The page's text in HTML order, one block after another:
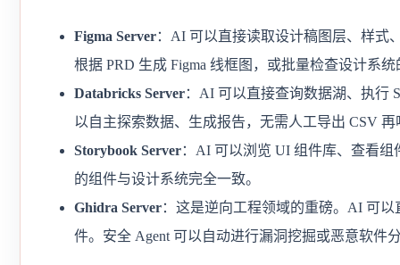
Figma Server：AI 可以直接读取设计稿图层、样式
根据 PRD 生成 Figma 线框图，或批量检查设计系
Databricks Server：AI 可以直接查询数据湖、执行
以自主探索数据、生成报告，无需人工导出 CSV
Storybook Server：AI 可以浏览 UI 组件库、查看
的组件与设计系统完全一致。
Ghidra Server：这是逆向工程领域的重磅。AI 可
件。安全 Agent 可以自动进行漏洞挖掘或恶意软件